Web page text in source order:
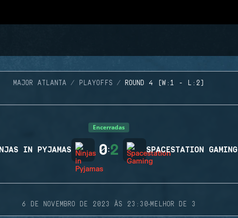
MAJOR ATLANTA PLAYOFFS ROUND 4 (W:1 - L:2)
Encerradas
IN PYJAMAS 0:2 SPACESTATION GAMING
6 DE NOVEMBRO DE 2023 ÀS 23:30·MELHOR DE 3